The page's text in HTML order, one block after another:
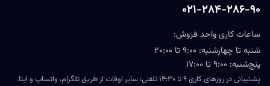
۰۲۱-۲۸۴-۲۸۶-۹۰
ساعات کاری واحد فروش:
شنبه تا چهارشنبه: ۹:۰۰ تا ۲۰:۰۰
پنج‌شنبه: ۹:۰۰ تا ۱۷:۰۰
پشتیبانی در روزهای کاری ۹ تا ۱۴:۳۰ تلفنی؛ سایر اوقات از طریق تلگرام، واتساپ و ایتا.